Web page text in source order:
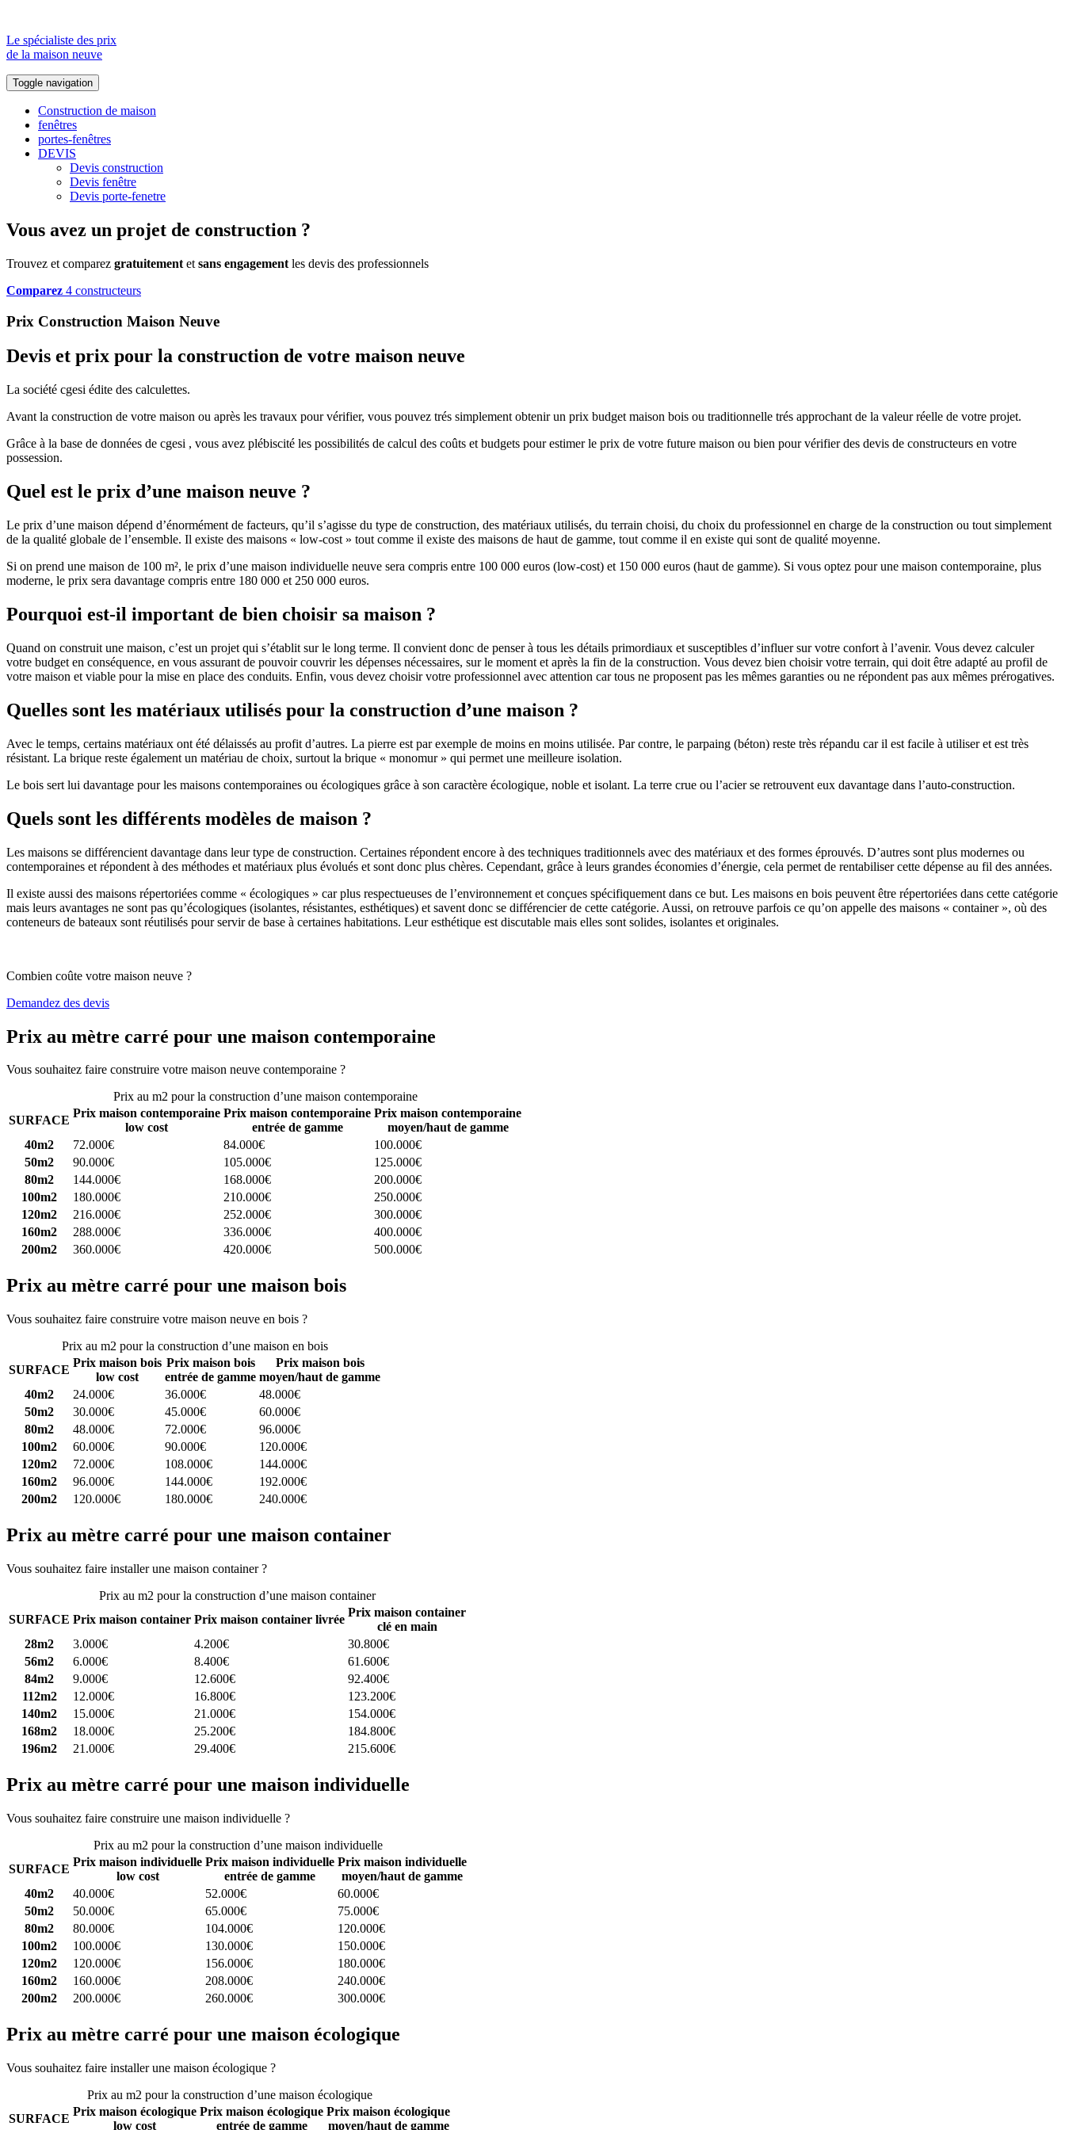
Le spécialiste des prix
de la maison neuve
Toggle navigation
Construction de maison
fenêtres
portes-fenêtres
DEVIS
Devis construction
Devis fenêtre
Devis porte-fenetre
Vous avez un projet de construction ?
Trouvez et comparez gratuitement et sans engagement les devis des professionnels
Comparez 4 constructeurs
Prix Construction Maison Neuve
Devis et prix pour la construction de votre maison neuve
La société cgesi édite des calculettes.
Avant la construction de votre maison ou après les travaux pour vérifier, vous pouvez trés simplement obtenir un prix budget maison bois ou traditionnelle trés approchant de la valeur réelle de votre projet.
Grâce à la base de données de cgesi , vous avez plébiscité les possibilités de calcul des coûts et budgets pour estimer le prix de votre future maison ou bien pour vérifier des devis de constructeurs en votre
possession.
Quel est le prix d’une maison neuve ?
Le prix d’une maison dépend d’énormément de facteurs, qu’il s’agisse du type de construction, des matériaux utilisés, du terrain choisi, du choix du professionnel en charge de la construction ou tout simplement
de la qualité globale de l’ensemble. Il existe des maisons « low-cost » tout comme il existe des maisons de haut de gamme, tout comme il en existe qui sont de qualité moyenne.
Si on prend une maison de 100 m², le prix d’une maison individuelle neuve sera compris entre 100 000 euros (low-cost) et 150 000 euros (haut de gamme). Si vous optez pour une maison contemporaine, plus
moderne, le prix sera davantage compris entre 180 000 et 250 000 euros.
Pourquoi est-il important de bien choisir sa maison ?
Quand on construit une maison, c’est un projet qui s’établit sur le long terme. Il convient donc de penser à tous les détails primordiaux et susceptibles d’influer sur votre confort à l’avenir. Vous devez calculer
votre budget en conséquence, en vous assurant de pouvoir couvrir les dépenses nécessaires, sur le moment et après la fin de la construction. Vous devez bien choisir votre terrain, qui doit être adapté au profil de
votre maison et viable pour la mise en place des conduits. Enfin, vous devez choisir votre professionnel avec attention car tous ne proposent pas les mêmes garanties ou ne répondent pas aux mêmes prérogatives.
Quelles sont les matériaux utilisés pour la construction d’une maison ?
Avec le temps, certains matériaux ont été délaissés au profit d’autres. La pierre est par exemple de moins en moins utilisée. Par contre, le parpaing (béton) reste très répandu car il est facile à utiliser et est très
résistant. La brique reste également un matériau de choix, surtout la brique « monomur » qui permet une meilleure isolation.
Le bois sert lui davantage pour les maisons contemporaines ou écologiques grâce à son caractère écologique, noble et isolant. La terre crue ou l’acier se retrouvent eux davantage dans l’auto-construction.
Quels sont les différents modèles de maison ?
Les maisons se différencient davantage dans leur type de construction. Certaines répondent encore à des techniques traditionnels avec des matériaux et des formes éprouvés. D’autres sont plus modernes ou
contemporaines et répondent à des méthodes et matériaux plus évolués et sont donc plus chères. Cependant, grâce à leurs grandes économies d’énergie, cela permet de rentabiliser cette dépense au fil des années.
Il existe aussi des maisons répertoriées comme « écologiques » car plus respectueuses de l’environnement et conçues spécifiquement dans ce but. Les maisons en bois peuvent être répertoriées dans cette catégorie
mais leurs avantages ne sont pas qu’écologiques (isolantes, résistantes, esthétiques) et savent donc se différencier de cette catégorie. Aussi, on retrouve parfois ce qu’on appelle des maisons « container », où des
conteneurs de bateaux sont réutilisés pour servir de base à certaines habitations. Leur esthétique est discutable mais elles sont solides, isolantes et originales.
Combien coûte votre maison neuve ?
Demandez des devis
Prix au mètre carré pour une maison contemporaine
Vous souhaitez faire construire votre maison neuve contemporaine ?
Prix au m2 pour la construction d’une maison contemporaine
SURFACE
Prix maison contemporaine
low cost
Prix maison contemporaine
entrée de gamme
Prix maison contemporaine
moyen/haut de gamme
40m2
72.000€ 84.000€
100.000€
50m2
90.000€ 105.000€
125.000€
80m2
144.000€ 168.000€
200.000€
100m2
180.000€ 210.000€
250.000€
120m2
216.000€ 252.000€
300.000€
160m2
288.000€ 336.000€
400.000€
200m2
360.000€ 420.000€ 500.000€
Prix au mètre carré pour une maison bois
Vous souhaitez faire construire votre maison neuve en bois ?
Prix au m2 pour la construction d’une maison en bois
SURFACE
Prix maison bois
low cost
Prix maison bois
entrée de gamme
Prix maison bois
moyen/haut de gamme
40m2
24.000€ 36.000€
48.000€
50m2
30.000€ 45.000€
60.000€
80m2
48.000€ 72.000€
96.000€
100m2
60.000€ 90.000€
120.000€
120m2
72.000€ 108.000€
144.000€
160m2
96.000€ 144.000€
192.000€
200m2
120.000€ 180.000€ 240.000€
Prix au mètre carré pour une maison container
Vous souhaitez faire installer une maison container ?
Prix au m2 pour la construction d’une maison container
SURFACE Prix maison container Prix maison container livrée
Prix maison container
clé en main
28m2
3.000€ 4.200€
30.800€
56m2
6.000€ 8.400€
61.600€
84m2
9.000€ 12.600€
92.400€
112m2
12.000€ 16.800€
123.200€
140m2
15.000€ 21.000€
154.000€
168m2
18.000€ 25.200€
184.800€
196m2
21.000€ 29.400€ 215.600€
Prix au mètre carré pour une maison individuelle
Vous souhaitez faire construire une maison individuelle ?
Prix au m2 pour la construction d’une maison individuelle
SURFACE
Prix maison individuelle
low cost
Prix maison individuelle
entrée de gamme
Prix maison individuelle
moyen/haut de gamme
40m2
40.000€ 52.000€
60.000€
50m2
50.000€ 65.000€
75.000€
80m2
80.000€ 104.000€
120.000€
100m2
100.000€ 130.000€
150.000€
120m2
120.000€ 156.000€
180.000€
160m2
160.000€ 208.000€
240.000€
200m2
200.000€ 260.000€ 300.000€
Prix au mètre carré pour une maison écologique
Vous souhaitez faire installer une maison écologique ?
Prix au m2 pour la construction d’une maison écologique
SURFACE
Prix maison écologique
low cost
Prix maison écologique
entrée de gamme
Prix maison écologique
moyen/haut de gamme